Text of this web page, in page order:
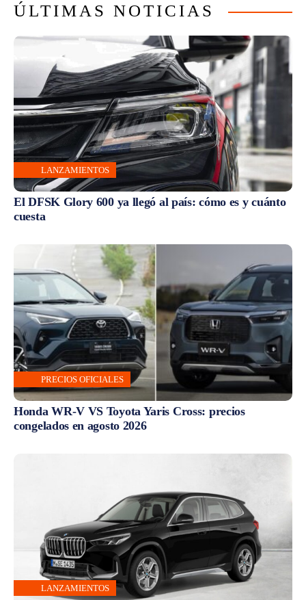
ÚLTIMAS NOTICIAS
LANZAMIENTOS
El DFSK Glory 600 ya llegó al país: cómo es y cuánto
cuesta
PRECIOS OFICIALES
Honda WR-V VS Toyota Yaris Cross: precios
congelados en agosto 2026
LANZAMIENTOS